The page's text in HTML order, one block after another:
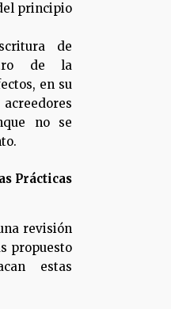
principio
de
de la
en su
no se
Prácticas
revisión
propuesto
estas